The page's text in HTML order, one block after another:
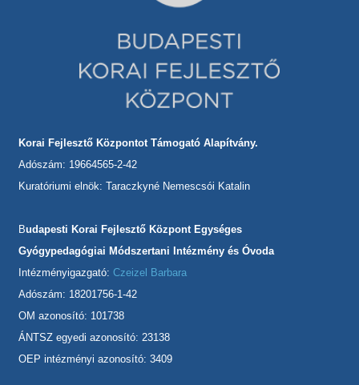
Korai Fejlesztő Központot Támogató Alapítvány.
Adószám: 19664565-2-42
Kuratóriumi elnök: Taraczkyné Nemescsói Katalin
Budapesti Korai Fejlesztő Központ Egységes
Gyógypedagógiai Módszertani Intézmény és Óvoda
Intézményigazgató: Czeizel Barbara
Adószám: 18201756-1-42
OM azonosító: 101738
ÁNTSZ egyedi azonosító: 23138
OEP intézményi azonosító: 3409